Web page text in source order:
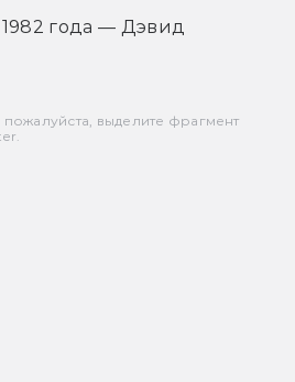
1982 года — Дэвид
выделите фрагмент